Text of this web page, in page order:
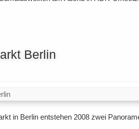
Berlin
in Berlin entstehen 2008 zwei